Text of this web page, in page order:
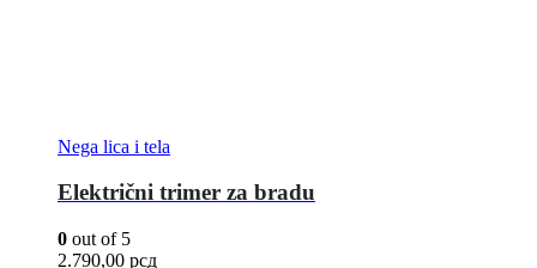
Nega lica i tela
Električni trimer za bradu
0 out of 5
2.790,00 рсд